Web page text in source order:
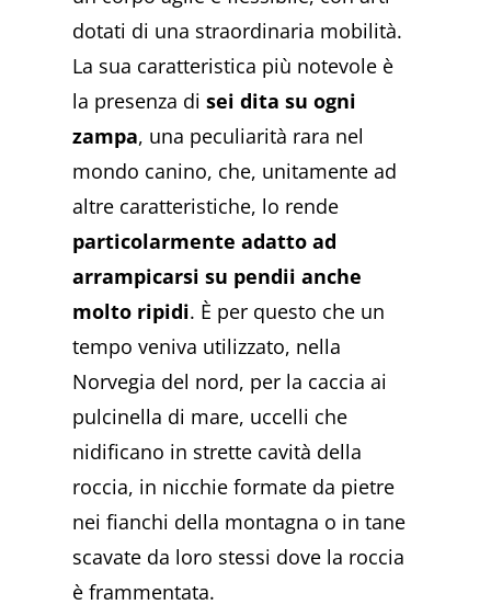
dotati di una straordinaria mobilità.
La sua caratteristica più notevole è
la presenza disei dita su ogni
zampa, una peculiarità rara nel
mondo canino, che, unitamente ad
altre caratteristiche, lo rende
particolarmente adatto ad
arrampicarsi su pendii anche
molto ripidi. È per questo che un
tempo veniva utilizzato, nella
Norvegia del nord, per la caccia ai
pulcinella di mare, uccelli che
nidificano in strette cavità della
roccia, in nicchie formate da pietre
nei fianchi della montagna o in tane
scavate da loro stessi dove la roccia
è frammentata.